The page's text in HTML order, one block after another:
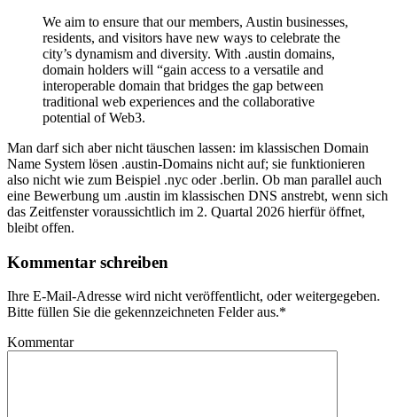
We aim to ensure that our members, Austin businesses,
residents, and visitors have new ways to celebrate the
city’s dynamism and diversity. With .austin domains,
domain holders will “gain access to a versatile and
interoperable domain that bridges the gap between
traditional web experiences and the collaborative
potential of Web3.
Man darf sich aber nicht täuschen lassen: im klassischen Domain
Name System lösen .austin-Domains nicht auf; sie funktionieren
also nicht wie zum Beispiel .nyc oder .berlin. Ob man parallel auch
eine Bewerbung um .austin im klassischen DNS anstrebt, wenn sich
das Zeitfenster voraussichtlich im 2. Quartal 2026 hierfür öffnet,
bleibt offen.
Kommentar schreiben
Ihre E-Mail-Adresse wird nicht veröffentlicht, oder weitergegeben.
Bitte füllen Sie die gekennzeichneten Felder aus.*
Kommentar